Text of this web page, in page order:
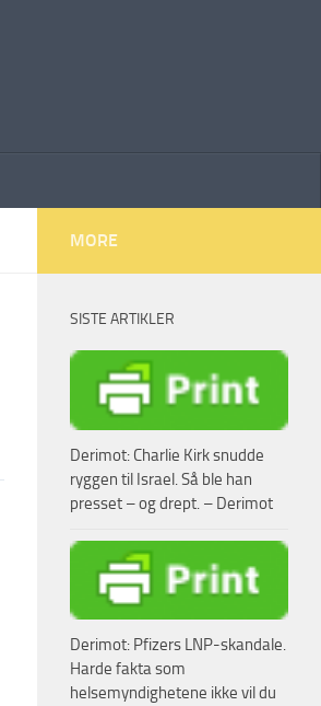
MORE
SISTE ARTIKLER
Derimot: Charlie Kirk snudde
ryggen til Israel. Så ble han
presset – og drept. – Derimot
Derimot: Pfizers LNP-skandale.
Harde fakta som
helsemyndighetene ikke vil du